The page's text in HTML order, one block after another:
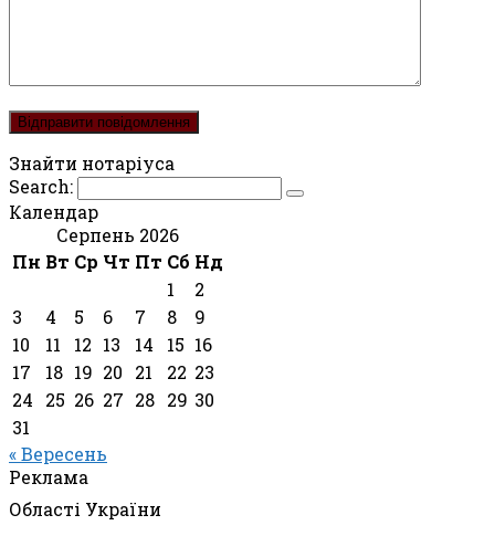
Знайти нотаріуса
Search:
Календар
Серпень 2026
Пн Вт Ср Чт Пт Сб Нд
1
2
3
4 5 6 7 8
9
10
11 12 13 14 15 16
17
18 19 20 21 22 23
24
25 26 27 28 29 30
31
« Вересень
Реклама
Області України